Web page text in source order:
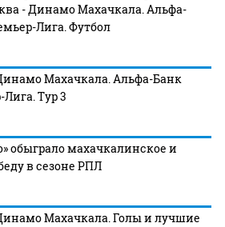
- Динамо Махачкала. Альфа-
Лига. Футбол
Махачкала. Альфа-Банк
Тур 3
обыграло махачкалинское и
в сезоне РПЛ
Махачкала. Голы и лучшие